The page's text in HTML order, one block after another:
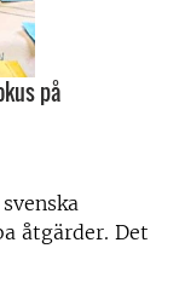
på
åtgärder. Det